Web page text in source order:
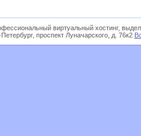
виртуальный хостинг,
проспект Луначарского, д. 76к2